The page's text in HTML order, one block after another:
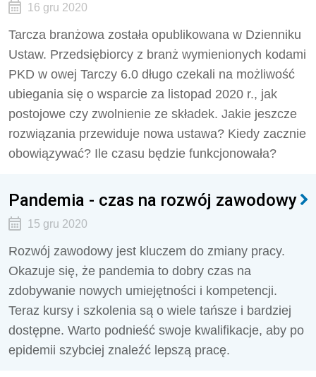
16 gru 2020
Tarcza branżowa została opublikowana w Dzienniku
Ustaw. Przedsiębiorcy z branż wymienionych kodami
PKD w owej Tarczy 6.0 długo czekali na możliwość
ubiegania się o wsparcie za listopad 2020 r., jak
postojowe czy zwolnienie ze składek. Jakie jeszcze
rozwiązania przewiduje nowa ustawa? Kiedy zacznie
obowiązywać? Ile czasu będzie funkcjonowała?
Pandemia - czas na rozwój zawodowy
15 gru 2020
Rozwój zawodowy jest kluczem do zmiany pracy.
Okazuje się, że pandemia to dobry czas na
zdobywanie nowych umiejętności i kompetencji.
Teraz kursy i szkolenia są o wiele tańsze i bardziej
dostępne. Warto podnieść swoje kwalifikacje, aby po
epidemii szybciej znaleźć lepszą pracę.